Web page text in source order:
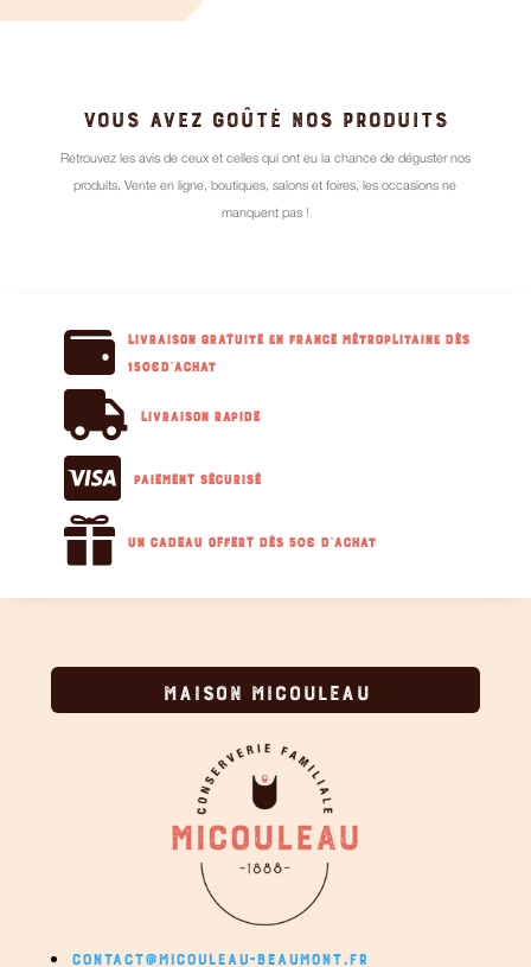
VOUS AVEZ GOÛTÉ NOS PRODUITS
Retrouvez les avis de ceux et celles qui ont eu la chance de déguster nos
produits. Vente en ligne, boutiques, salons et foires, les occasions ne
manquent pas !

Livraison GRATUITE en France métroplitaine dès
150€d'achat
 Livraison RAPIDE
 Paiement sécurisé
 Un cadeau offert dès 50€ d'achat
MAISON MICOULEAU
CONTACT@MICOULEAU-BEAUMONT.FR